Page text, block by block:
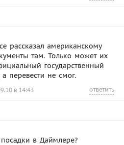
рассказал американскому
там. Только может их
государственный
перевести не смог.
в 14:43 ответить
посадки в Даймлере?